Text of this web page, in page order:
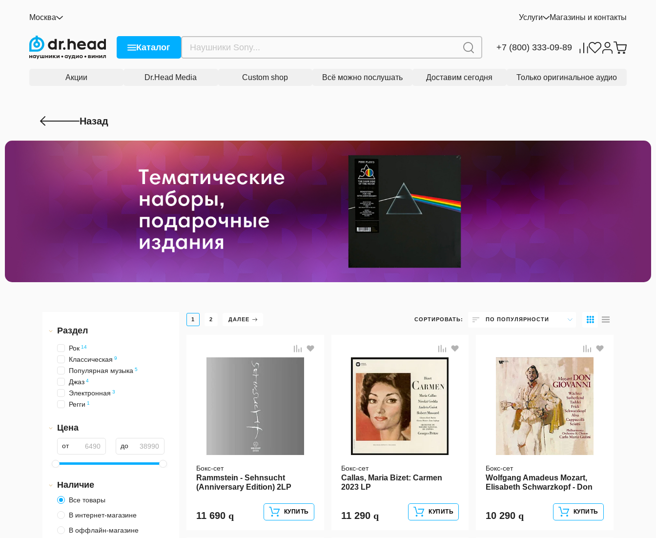
Москва Услуги Магазины и контакты
Каталог +7 (800) 333-09-89
Акции Dr.Head Media Custom shop Всё можно послушать Доставим сегодня Только оригинальное аудио
Назад
Раздел
Рок 14
Классическая 9
Популярная музыка 5
Джаз 4
Электронная 3
Регги 1
Цена
от до
Наличие
Все товары
В интернет-магазине
В оффлайн-магазине
1 2 ДАЛЕЕ СОРТИРОВАТЬ: ПО ПОПУЛЯРНОСТИ
Бокс-сет
Rammstein - Sehnsucht
(Anniversary Edition) 2LP
11 690 КУПИТЬ
Бокс-сет
Callas, Maria Bizet: Carmen
2023 LP
11 290 КУПИТЬ
Бокс-сет
Wolfgang Amadeus Mozart,
Elisabeth Schwarzkopf - Don
10 290 КУПИТЬ